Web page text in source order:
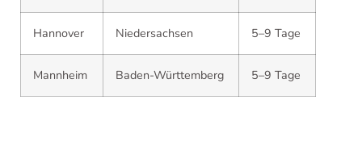
Hannover Niedersachsen 5–9 Tage
Mannheim Baden-Württemberg 5–9 Tage